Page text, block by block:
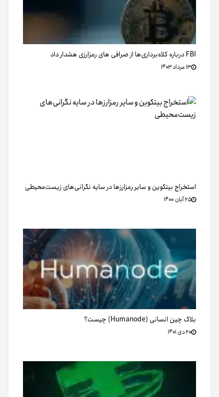
FBI درباره کلاه‌برداری‌ها از صرافی های رمزارزی هشدار داد
۱۳ مرداد ۱۴۰۳
استخراج بیتکوین و سایر رمزارزها در سایه نگرانی‌های زیست‌محیطی
۲۵ آبان ۱۴۰۰
بلاک چین انسانی (Humanode) چیست؟
۲۰ دی ۱۴۰۱